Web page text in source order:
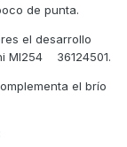
de punta.
el desarrollo
MI254 36124501.
el brío